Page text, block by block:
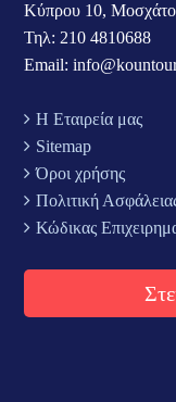
Κύπρου 10,
Τηλ: 210 4810688
Email:
Η Εταιρεία μας
Sitemap
Όροι χρήσης
Πολιτική
Κώδικας